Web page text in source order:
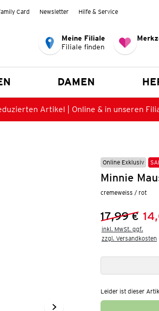
Card Newsletter Hilfe & Service
Meine Filiale
Filiale finden
DAMEN
Artikel | Online & in unseren
Online Exklusiv
Minnie
cremeweiss / rot
Vorheriger
17,99 €
Neuer
inkl. MwSt. ggf.
zzgl. Versandkosten
Leider ist dieser